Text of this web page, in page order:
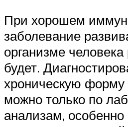
При хорошем
заболевание
организме
будет.
хроническую форму
можно только по
анализам,